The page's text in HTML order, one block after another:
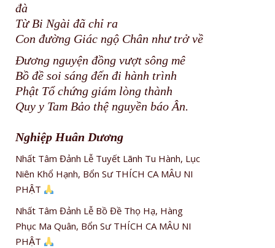
đà
Từ Bi Ngài đã chỉ ra
Con đường Giác ngộ Chân như trở về
Đương nguyện đồng vượt sông mê
Bồ đề soi sáng đến đi hành trình
Phật Tổ chứng giám lòng thành
Quy y Tam Bảo thệ nguyền báo Ân.
Nghiệp Huân Dương
Nhất Tâm Đảnh Lễ Tuyết Lãnh Tu Hành, Lục
Niên Khổ Hạnh, Bổn Sư THÍCH CA MÂU NI
PHẬT
Nhất Tâm Đảnh Lễ Bồ Đề Thọ Hạ, Hàng
Phục Ma Quân, Bổn Sư THÍCH CA MÂU NI
PHẬT